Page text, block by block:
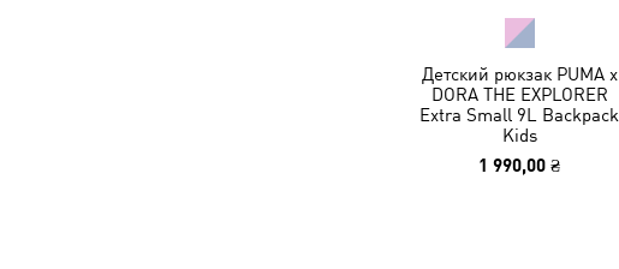
Детский рюкзак PUMA x
DORA THE EXPLORER
Extra Small 9L Backpack
Kids
1 990,00 ₴